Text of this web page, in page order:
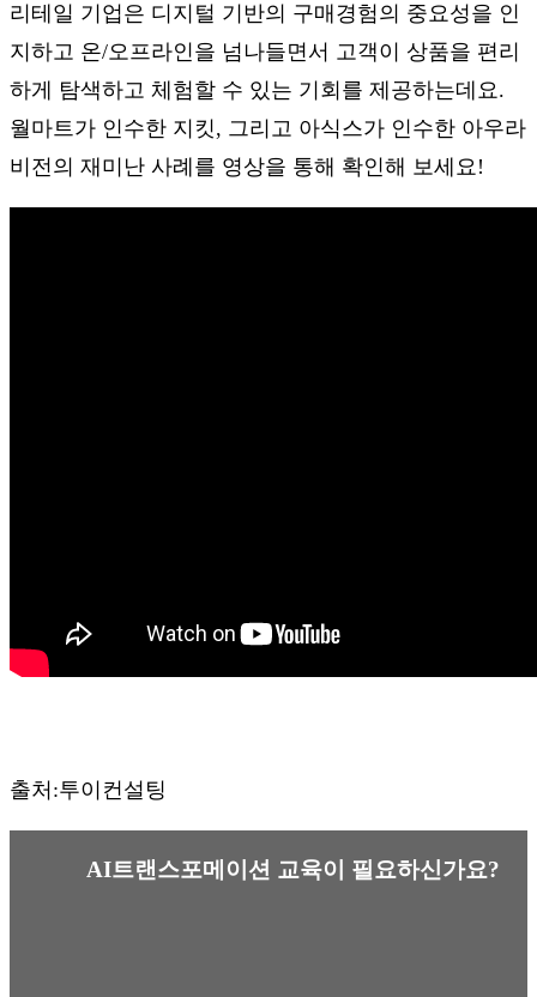
리테일 기업은 디지털 기반의 구매경험의 중요성을 인
지하고 온/오프라인을 넘나들면서 고객이 상품을 편리
하게 탐색하고 체험할 수 있는 기회를 제공하는데요.
월마트가 인수한 지킷, 그리고 아식스가 인수한 아우라
비전의 재미난 사례를 영상을 통해 확인해 보세요!
출처:투이컨설팅
AI트랜스포메이션 교육이 필요하신가요?